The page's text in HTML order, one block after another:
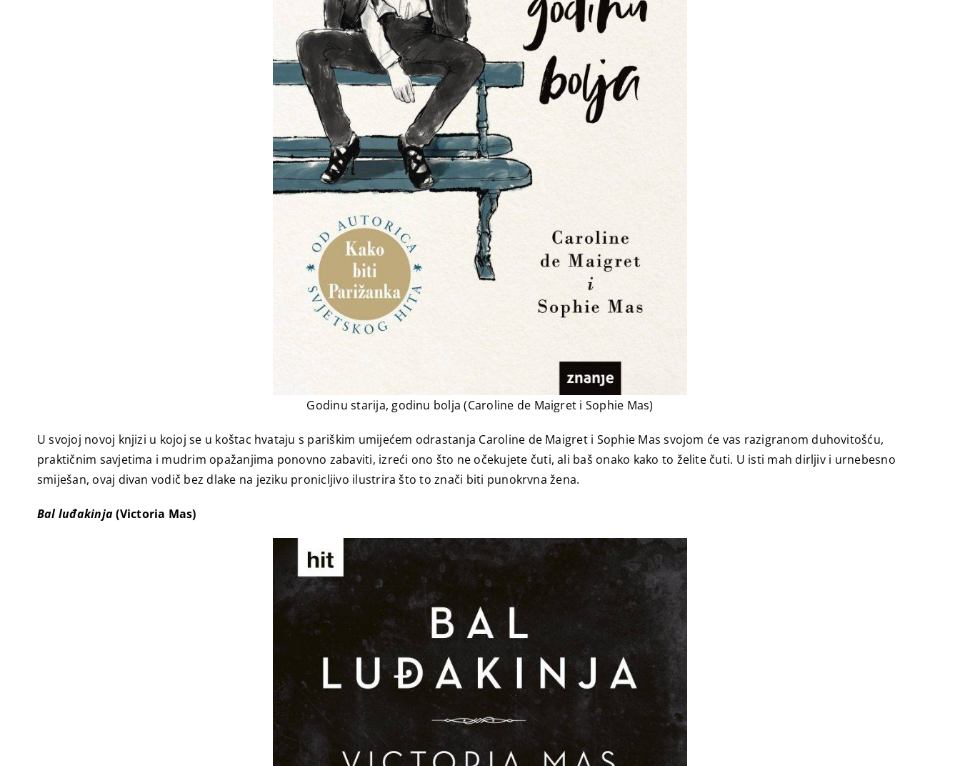
Godinu starija, godinu bolja (Caroline de Maigret i Sophie Mas)
U svojoj novoj knjizi u kojoj se u koštac hvataju s pariškim umijećem odrastanja Caroline de Maigret i Sophie Mas svojom će vas razigranom duhovitošću,
praktičnim savjetima i mudrim opažanjima ponovno zabaviti, izreći ono što ne očekujete čuti, ali baš onako kako to želite čuti. U isti mah dirljiv i urnebesno
smiješan, ovaj divan vodič bez dlake na jeziku pronicljivo ilustrira što to znači biti punokrvna žena.
Bal luđakinja(Victoria Mas)